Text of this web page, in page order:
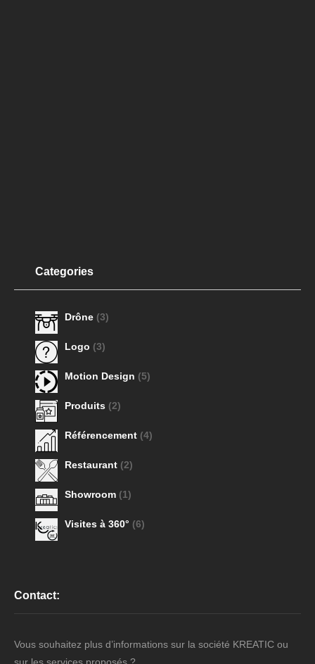
Categories
Drône (3)
Logo (3)
Motion Design (5)
Produits (2)
Référencement (4)
Restaurant (2)
Showroom (1)
Visites à 360° (6)
Contact:
Vous souhaitez plus d’informations sur la société KREATIC ou
sur les services proposés ?